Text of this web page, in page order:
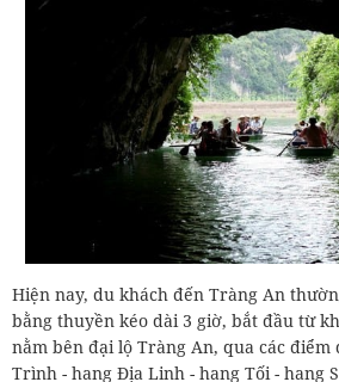
Hiện nay, du khách đến Tràng An
bằng thuyền kéo dài 3 giờ, bắt đầu từ
nằm bên đại lộ Tràng An, qua các điểm
Trình - hang Địa Linh - hang Tối - hang